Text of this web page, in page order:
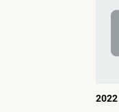
2022